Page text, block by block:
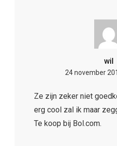
wil
24 november
Ze zijn zeker niet
erg cool zal ik maar
Te koop bij Bol.com.